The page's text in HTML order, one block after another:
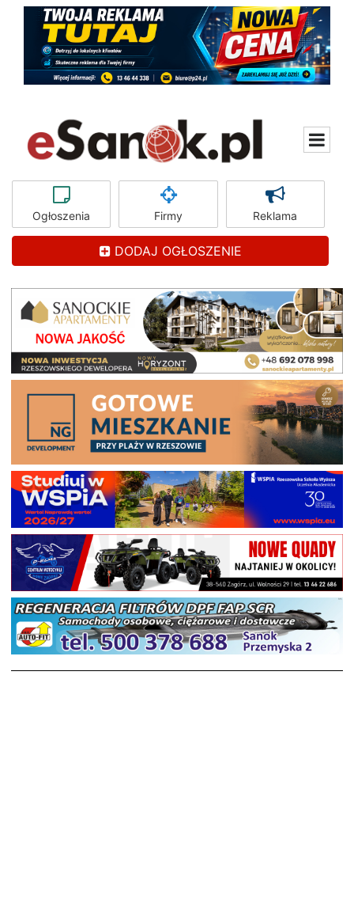
Ogłoszenia Firmy Reklama
DODAJ OGŁOSZENIE